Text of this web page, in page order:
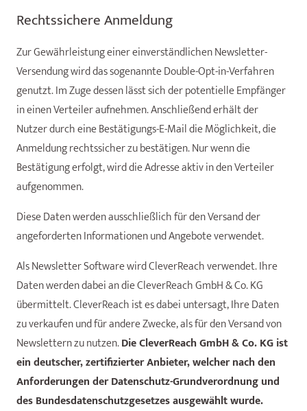
Rechtssichere Anmeldung
Zur Gewährleistung einer einverständlichen Newsletter-
Versendung wird das sogenannte Double-Opt-in-Verfahren
genutzt. Im Zuge dessen lässt sich der potentielle Empfänger
in einen Verteiler aufnehmen. Anschließend erhält der
Nutzer durch eine Bestätigungs-E-Mail die Möglichkeit, die
Anmeldung rechtssicher zu bestätigen. Nur wenn die
Bestätigung erfolgt, wird die Adresse aktiv in den Verteiler
aufgenommen.
Diese Daten werden ausschließlich für den Versand der
angeforderten Informationen und Angebote verwendet.
Als Newsletter Software wird CleverReach verwendet. Ihre
Daten werden dabei an die CleverReach GmbH & Co. KG
übermittelt. CleverReach ist es dabei untersagt, Ihre Daten
zu verkaufen und für andere Zwecke, als für den Versand von
Newslettern zu nutzen.Die CleverReach GmbH & Co. KG ist
ein deutscher, zertifizierter Anbieter, welcher nach den
Anforderungen der Datenschutz-Grundverordnung und
des Bundesdatenschutzgesetzes ausgewählt wurde.